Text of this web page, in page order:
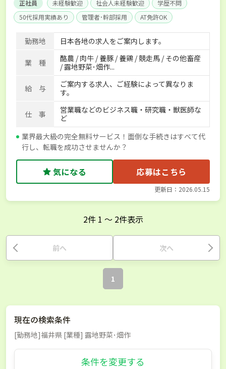
正社員 未経験歓迎 社会人未経験歓迎
学歴不問
50代採用実績あり
管理者･幹部採用
AT免許OK
家賃補助制度あり
食事補助あり
残業月20時間以内
賞与実績あり
年間休日100日以上
経験者優遇
独立支援可能
社会保険完備 単身寮あり
世帯寮あり
寮･社宅相談可
勤務地 日本各地の求人をご案内します。
業 種
酪農 / 肉牛 / 養豚 / 養鶏 / 競走馬 / その他畜産
/ 露地野菜･畑作...
給 与
ご案内する求人、ご経験によって異なりま
す。
仕 事
営業職などのビジネス職・研究職・獣医師な
ど
業界最大級の完全無料サービス！面倒な手続きはすべて代
行し、転職を成功させませんか？
気になる 応募はこちら
更新日：2026.05.15
2件 1 〜 2件表示
前へ 次へ
1
現在の検索条件
[勤務地]福井県 [業種] 露地野菜･畑作
条件を変更する